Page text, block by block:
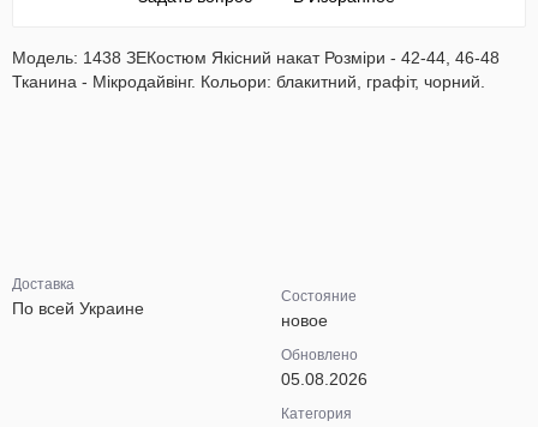
Модель: 1438 ЗЕКостюм Якісний накат Розміри - 42-44, 46-48
Тканина - Мікродайвінг. Кольори: блакитний, графіт, чорний.
Доставка
По всей Украине
Состояние
новое
Обновлено
05.08.2026
Категория